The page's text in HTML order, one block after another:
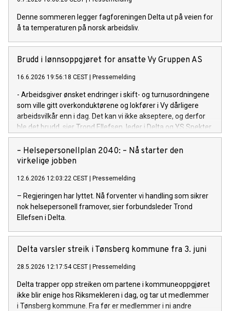
Denne sommeren legger fagforeningen Delta ut på veien for
å ta temperaturen på norsk arbeidsliv.
Brudd i lønnsoppgjøret for ansatte Vy Gruppen AS
16.6.2026 19:56:18 CEST Pressemelding
- Arbeidsgiver ønsket endringer i skift- og turnusordningene
som ville gitt overkonduktørene og lokfører i Vy dårligere
arbeidsvilkår enn i dag. Det kan vi ikke akseptere, og derfor
ble det brudd, sier Trond Ellefsen, leder i Delta og YS Spekter.
– Helsepersonellplan 2040: – Nå starter den
virkelige jobben
12.6.2026 12:03:22 CEST Pressemelding
– Regjeringen har lyttet. Nå forventer vi handling som sikrer
nok helsepersonell framover, sier forbundsleder Trond
Ellefsen i Delta.
Delta varsler streik i Tønsberg kommune fra 3. juni
28.5.2026 12:17:54 CEST Pressemelding
Delta trapper opp streiken om partene i kommuneoppgjøret
ikke blir enige hos Riksmekleren i dag, og tar ut medlemmer
i Tønsberg kommune. Fra før er medlemmer i ni andre